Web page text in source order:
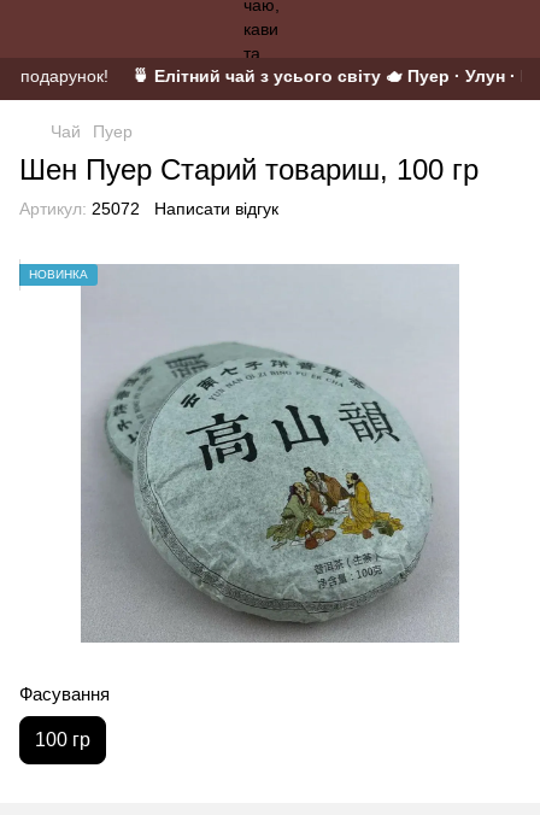
подарунок! 🍵 Елітний чай з усього світу 🫖 Пуер · Улун ·
Чай Пуер
Шен Пуер Старий товариш, 100 гр
Артикул: 25072 Написати відгук
НОВИНКА
Фасування
100 гр